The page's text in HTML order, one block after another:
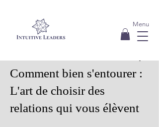
Menu
Comment bien s'entourer :
L'art de choisir des
relations qui vous élèvent